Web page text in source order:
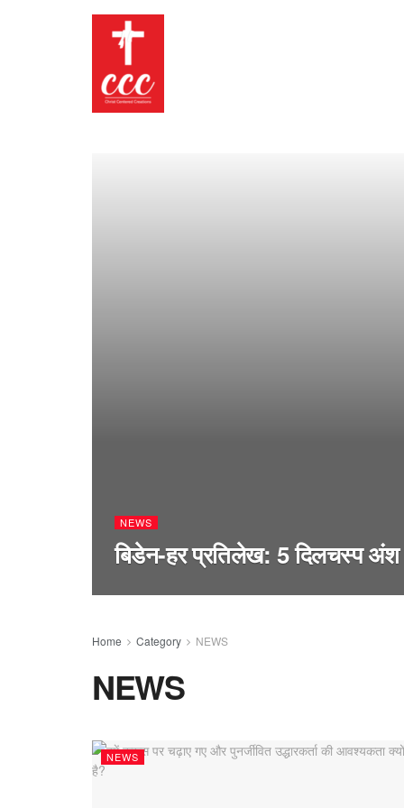
NEWS
बिडेन-हर प्रतिलेख: 5 दिलचस्प अंश
Home Category NEWS
NEWS
NEWS